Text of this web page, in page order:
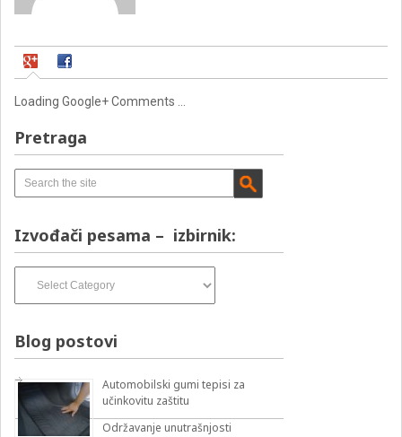
Loading Google+ Comments ...
Pretraga
Izvođači pesama – izbirnik:
pesama
Blog postovi
Automobilski gumi tepisi za
učinkovitu zaštitu
Održavanje unutrašnjosti